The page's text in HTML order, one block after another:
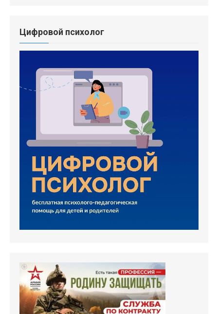
Цифровой психолог